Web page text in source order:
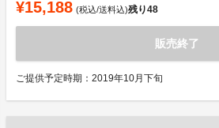
¥15,188 (税込/送料込)残り48
販売終了
ご提供予定時期：2019年10月下旬